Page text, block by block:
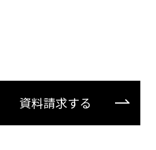
資料請求する